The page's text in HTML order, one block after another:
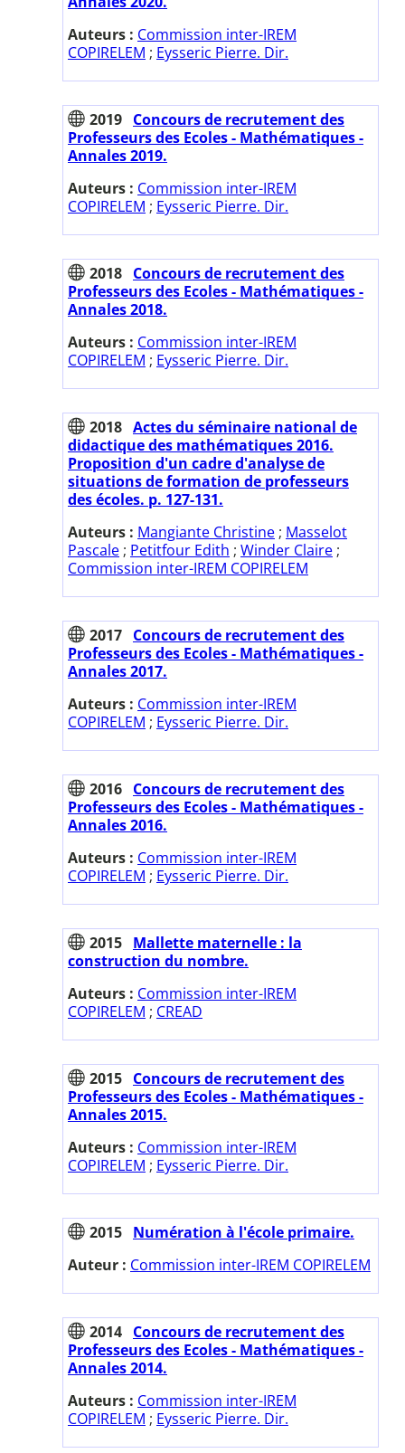
Auteurs : Commission inter-IREM
COPIRELEM ; Eysseric Pierre. Dir.
2019 Concours de recrutement des
Professeurs des Ecoles - Mathématiques -
Annales 2019.
Auteurs : Commission inter-IREM
COPIRELEM ; Eysseric Pierre. Dir.
2018 Concours de recrutement des
Professeurs des Ecoles - Mathématiques -
Annales 2018.
Auteurs : Commission inter-IREM
COPIRELEM ; Eysseric Pierre. Dir.
2018 Actes du séminaire national de
didactique des mathématiques 2016.
Proposition d'un cadre d'analyse de
situations de formation de professeurs
des écoles. p. 127-131.
Auteurs : Mangiante Christine ; Masselot
Pascale ; Petitfour Edith ; Winder Claire ;
Commission inter-IREM COPIRELEM
2017 Concours de recrutement des
Professeurs des Ecoles - Mathématiques -
Annales 2017.
Auteurs : Commission inter-IREM
COPIRELEM ; Eysseric Pierre. Dir.
2016 Concours de recrutement des
Professeurs des Ecoles - Mathématiques -
Annales 2016.
Auteurs : Commission inter-IREM
COPIRELEM ; Eysseric Pierre. Dir.
2015 Mallette maternelle : la
construction du nombre.
Auteurs : Commission inter-IREM
COPIRELEM ; CREAD
2015 Concours de recrutement des
Professeurs des Ecoles - Mathématiques -
Annales 2015.
Auteurs : Commission inter-IREM
COPIRELEM ; Eysseric Pierre. Dir.
2015 Numération à l'école primaire.
Auteur : Commission inter-IREM COPIRELEM
2014 Concours de recrutement des
Professeurs des Ecoles - Mathématiques -
Annales 2014.
Auteurs : Commission inter-IREM
COPIRELEM ; Eysseric Pierre. Dir.